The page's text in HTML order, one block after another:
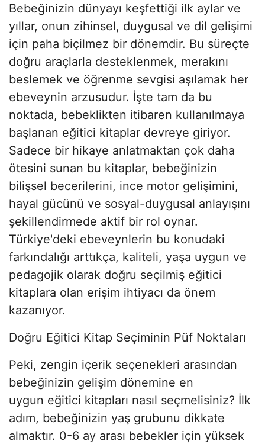
Bebeğinizin dünyayı keşfettiği ilk aylar ve
yıllar, onun zihinsel, duygusal ve dil gelişimi
için paha biçilmez bir dönemdir. Bu süreçte
doğru araçlarla desteklenmek, merakını
beslemek ve öğrenme sevgisi aşılamak her
ebeveynin arzusudur. İşte tam da bu
noktada, bebeklikten itibaren kullanılmaya
başlanan eğitici kitaplar devreye giriyor.
Sadece bir hikaye anlatmaktan çok daha
ötesini sunan bu kitaplar, bebeğinizin
bilişsel becerilerini, ince motor gelişimini,
hayal gücünü ve sosyal-duygusal anlayışını
şekillendirmede aktif bir rol oynar.
Türkiye'deki ebeveynlerin bu konudaki
farkındalığı arttıkça, kaliteli, yaşa uygun ve
pedagojik olarak doğru seçilmiş eğitici
kitaplara olan erişim ihtiyacı da önem
kazanıyor.
Doğru Eğitici Kitap Seçiminin Püf Noktaları
Peki, zengin içerik seçenekleri arasından
bebeğinizin gelişim dönemine en
uygun eğitici kitapları nasıl seçmelisiniz? İlk
adım, bebeğinizin yaş grubunu dikkate
almaktır. 0-6 ay arası bebekler için yüksek